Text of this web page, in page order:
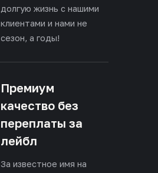
долгую жизнь с нашими
клиентами и нами не
сезон, а годы!
Премиум
качество без
переплаты за
лейбл
За известное имя на